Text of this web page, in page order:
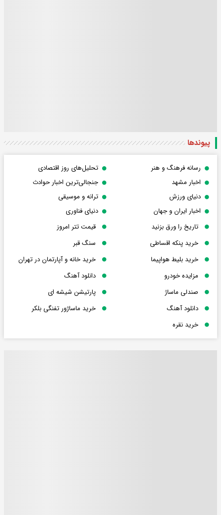
پیوندها
رسانه فرهنگ و هنر
تحلیل‌های روز اقتصادی
اخبار مشهد
جنجالی‌ترین اخبار حوادث
دنیای ورزش
ترانه و موسیقی
اخبار ایران و جهان
دنیای فناوری
تاریخ را ورق بزنید
قیمت تتر امروز
خرید پنکه اقساطی
سنگ قبر
خرید بلیط هواپیما
خرید خانه و آپارتمان در تهران
مزایده خودرو
دانلود آهنگ
صندلی ماساژ
پارتیشن شیشه ای
دانلود آهنگ
خرید ماساژور تفنگی بلکر
خرید نقره